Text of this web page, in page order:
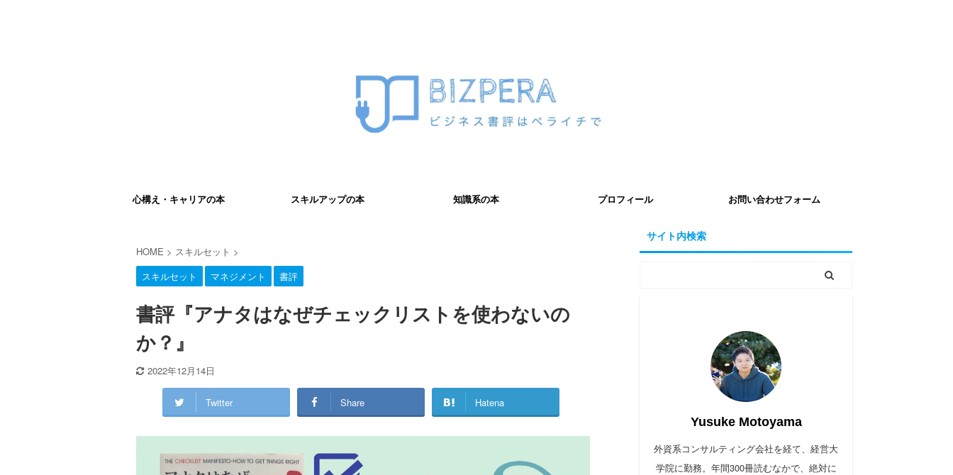
心構え・キャリアの本 スキルアップの本 知識系の本 プロフィール お問い合わせフォーム
HOME > スキルセット >
スキルセット
マネジメント 書評
書評『アナタはなぜチェックリストを使わないの
か？』
2022年12月14日
Twitter Share Hatena
サイト内検索
Yusuke Motoyama
外資系コンサルティング会社を経て、経営大
学院に勤務。年間300冊読むなかで、絶対に